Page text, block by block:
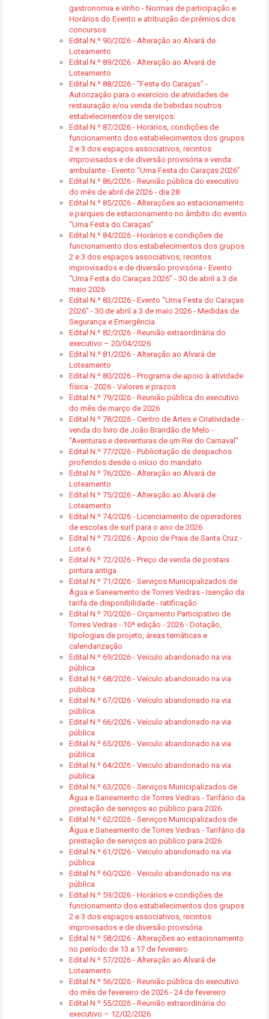
gastronomia e vinho - Normas de participação e
Horários do Evento e atribuição de prémios dos
concursos
Edital N.º 90/2026 - Alteração ao Alvará de
Loteamento
Edital N.º 89/2026 - Alteração ao Alvará de
Loteamento
Edital N.º 88/2026 - “Festa do Caraças” -
Autorização para o exercício de atividades de
restauração e/ou venda de bebidas noutros
estabelecimentos de serviços:
Edital N.º 87/2026 - Horários, condições de
funcionamento dos estabelecimentos dos grupos
2 e 3 dos espaços associativos, recintos
improvisados e de diversão provisória e venda
ambulante - Evento “Uma Festa do Caraças 2026”
Edital N.º 86/2026 - Reunião pública do executivo
do mês de abril de 2026 - dia 28
Edital N.º 85/2026 - Alterações ao estacionamento
e parques de estacionamento no âmbito do evento
“Uma Festa do Caraças”
Edital N.º 84/2026 - Horários e condições de
funcionamento dos estabelecimentos dos grupos
2 e 3 dos espaços associativos, recintos
improvisados e de diversão provisória - Evento
“Uma Festa do Caraças 2026” - 30 de abril a 3 de
maio 2026
Edital N.º 83/2026 - Evento “Uma Festa do Caraças
2026” - 30 de abril a 3 de maio 2026 - Medidas de
Segurança e Emergência
Edital N.º 82/2026 - Reunião extraordinária do
executivo – 20/04/2026
Edital N.º 81/2026 - Alteração ao Alvará de
Loteamento
Edital N.º 80/2026 - Programa de apoio à atividade
física - 2026 - Valores e prazos
Edital N.º 79/2026 - Reunião pública do executivo
do mês de março de 2026
Edital N.º 78/2026 - Centro de Artes e Criatividade -
venda do livro de João Brandão de Melo -
"Aventuras e desventuras de um Rei do Carnaval"
Edital N.º 77/2026 - Publicitação de despachos
proferidos desde o início do mandato
Edital N.º 76/2026 - Alteração ao Alvará de
Loteamento
Edital N.º 75/2026 - Alteração ao Alvará de
Loteamento
Edital N.º 74/2026 - Licenciamento de operadores
de escolas de surf para o ano de 2026
Edital N.º 73/2026 - Apoio de Praia de Santa Cruz -
Lote 6
Edital N.º 72/2026 - Preço de venda de postais
pintura antiga
Edital N.º 71/2026 - Serviços Municipalizados de
Água e Saneamento de Torres Vedras - Isenção da
tarifa de disponibilidade - ratificação
Edital N.º 70/2026 - Orçamento Participativo de
Torres Vedras - 10ª edição - 2026 - Dotação,
tipologias de projeto, áreas temáticas e
calendarização
Edital N.º 69/2026 - Veículo abandonado na via
pública
Edital N.º 68/2026 - Veículo abandonado na via
pública
Edital N.º 67/2026 - Veículo abandonado na via
pública
Edital N.º 66/2026 - Veículo abandonado na via
pública
Edital N.º 65/2026 - Veiculo abandonado na via
pública
Edital N.º 64/2026 - Veiculo abandonado na via
pública
Edital N.º 63/2026 - Serviços Municipalizados de
Água e Saneamento de Torres Vedras - Tarifário da
prestação de serviços ao público para 2026
Edital N.º 62/2026 - Serviços Municipalizados de
Água e Saneamento de Torres Vedras - Tarifário da
prestação de serviços ao público para 2026
Edital N.º 61/2026 - Veiculo abandonado na via
pública
Edital N.º 60/2026 - Veiculo abandonado na via
pública
Edital N.º 59/2026 - Horários e condições de
funcionamento dos estabelecimentos dos grupos
2 e 3 dos espaços associativos, recintos
improvisados e de diversão provisória
Edital N.º 58/2026 - Alterações ao estacionamento
no período de 13 a 17 de fevereiro
Edital N.º 57/2026 - Alteração ao Alvará de
Loteamento
Edital N.º 56/2026 - Reunião pública do executivo
do mês de fevereiro de 2026 - 24 de fevereiro
Edital N.º 55/2026 - Reunião extraordinária do
executivo – 12/02/2026